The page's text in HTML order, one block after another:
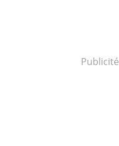
Publicité